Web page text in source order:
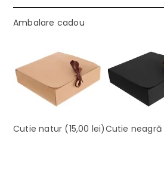
Ambalare cadou
Cutie natur (15,00 lei)Cutie neagră